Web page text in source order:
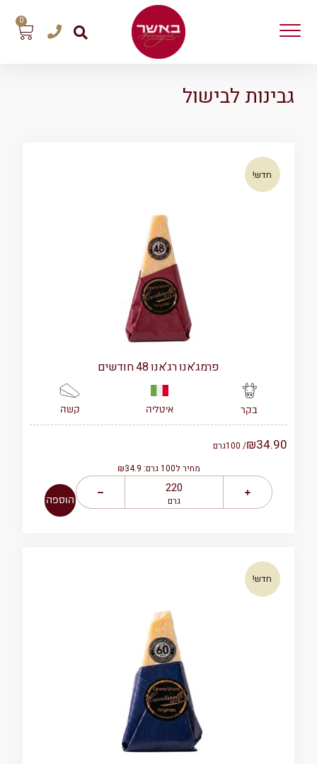
0
גבינות לבישול
חדש!
פרמג’אנו רג’אנו 48 חודשים
בקר איטליה קשה
מחיר ל100 גרם: ₪34.9
₪34.90
/ 100 גרם
גרם הוספה
חדש!